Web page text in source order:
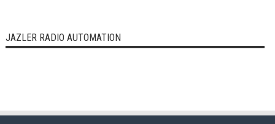
JAZLER RADIO AUTOMATION